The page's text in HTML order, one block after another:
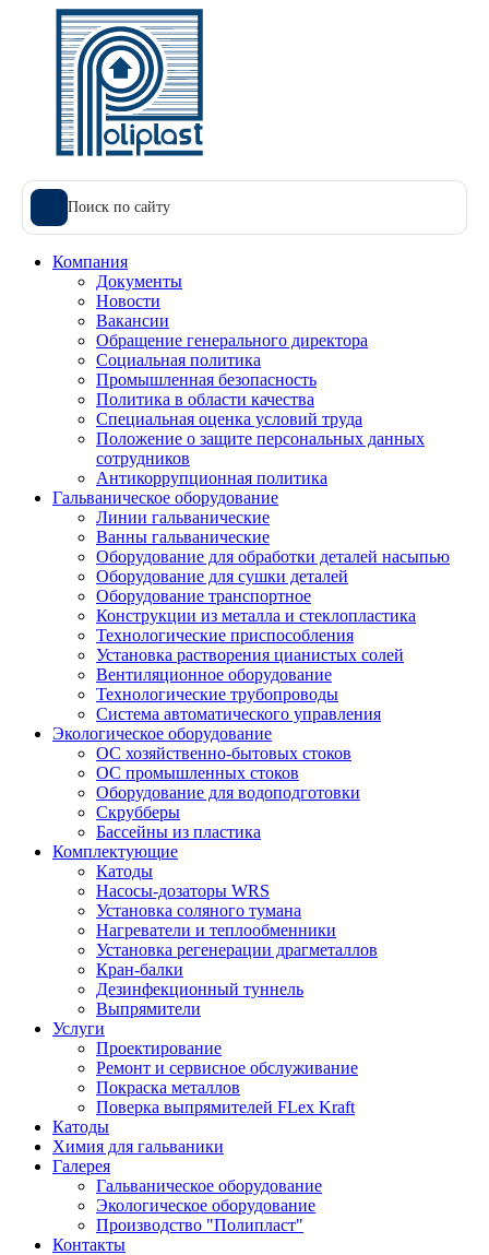
Поиск по сайту
Компания
Документы
Новости
Вакансии
Обращение генерального директора
Социальная политика
Промышленная безопасность
Политика в области качества
Специальная оценка условий труда
Положение о защите персональных данных
сотрудников
Антикоррупционная политика
Гальваническое оборудование
Линии гальванические
Ванны гальванические
Оборудование для обработки деталей насыпью
Оборудование для сушки деталей
Оборудование транспортное
Конструкции из металла и стеклопластика
Технологические приспособления
Установка растворения цианистых солей
Вентиляционное оборудование
Технологические трубопроводы
Система автоматического управления
Экологическое оборудование
ОС хозяйственно-бытовых стоков
ОС промышленных стоков
Оборудование для водоподготовки
Скрубберы
Бассейны из пластика
Комплектующие
Катоды
Насосы-дозаторы WRS
Установка соляного тумана
Нагреватели и теплообменники
Установка регенерации драгметаллов
Кран-балки
Дезинфекционный туннель
Выпрямители
Услуги
Проектирование
Ремонт и сервисное обслуживание
Покраска металлов
Поверка выпрямителей FLex Kraft
Катоды
Химия для гальваники
Галерея
Гальваническое оборудование
Экологическое оборудование
Производство "Полипласт"
Контакты